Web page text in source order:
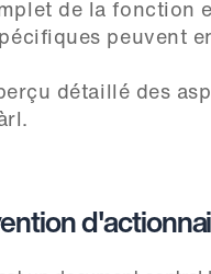
de la fonction
peuvent
détaillé des